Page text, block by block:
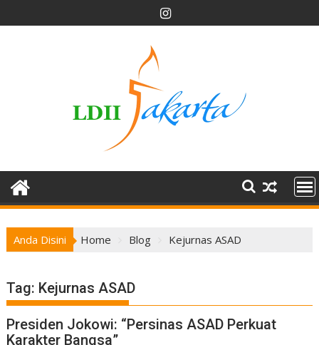
to
Anda Disini Home Blog Kejurnas ASAD
Tag: Kejurnas ASAD
Presiden Jokowi: “Persinas ASAD Perkuat
Karakter Bangsa”